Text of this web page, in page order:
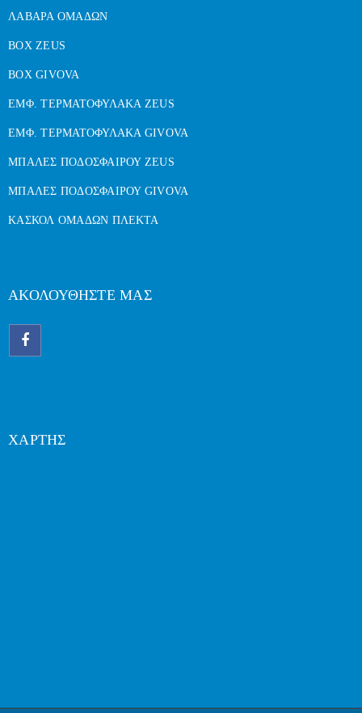
ΛΑΒΑΡΑ ΟΜΑΔΩΝ
BOX ZEUS
BOX GIVOVA
ΕΜΦ. ΤΕΡΜΑΤΟΦΥΛΑΚΑ ZEUS
ΕΜΦ. ΤΕΡΜΑΤΟΦΥΛΑΚΑ GIVOVA
ΜΠΑΛΕΣ ΠΟΔΟΣΦΑΙΡΟΥ ZEUS
ΜΠΑΛΕΣ ΠΟΔΟΣΦΑΙΡΟΥ GIVOVA
ΚΑΣΚΟΛ ΟΜΑΔΩΝ ΠΛΕΚΤΑ
ΑΚΟΛΟΥΘΗΣΤΕ ΜΑΣ
ΧΑΡΤΗΣ